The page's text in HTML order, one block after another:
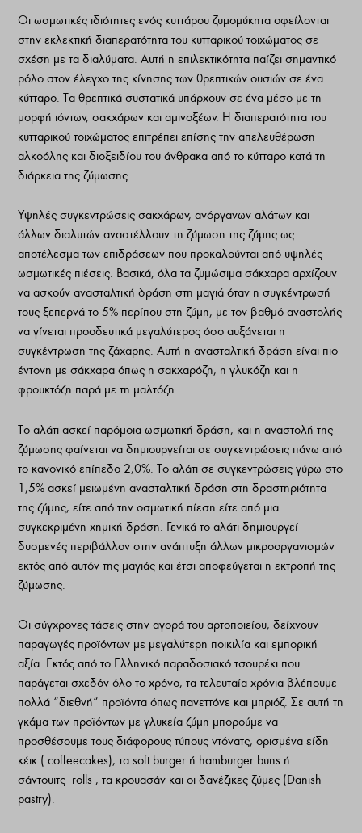
Οι ωσµωτικές ιδιότητες ενός κυττάρου ζυµοµύκητα οφείλονται
στην εκλεκτική διαπερατότητα του κυτταρικού τοιχώµατος σε
σχέση µε τα διαλύµατα. Αυτή η επιλεκτικότητα παίζει σηµαντικό
ρόλο στον έλεγχο της κίνησης των θρεπτικών ουσιών σε ένα
κύτταρο. Τα θρεπτικά συστατικά υπάρχουν σε ένα µέσο µε τη
µορφή ιόντων, σακχάρων και αµινοξέων. Η διαπερατότητα του
κυτταρικού τοιχώµατος επιτρέπει επίσης την απελευθέρωση
αλκοόλης και διοξειδίου του άνθρακα από το κύτταρο κατά τη
διάρκεια της ζύµωσης.
Υψηλές συγκεντρώσεις σακχάρων, ανόργανων αλάτων και
άλλων διαλυτών αναστέλλουν τη ζύµωση της ζύµης ως
αποτέλεσµα των επιδράσεων που προκαλούνται από υψηλές
ωσµωτικές πιέσεις. Βασικά, όλα τα ζυµώσιµα σάκχαρα αρχίζουν
να ασκούν ανασταλτική δράση στη µαγιά όταν η συγκέντρωσή
τους ξεπερνά το 5% περίπου στη ζύµη, µε τον βαθµό αναστολής
να γίνεται προοδευτικά µεγαλύτερος όσο αυξάνεται η
συγκέντρωση της ζάχαρης. Αυτή η ανασταλτική δράση είναι πιο
έντονη µε σάκχαρα όπως η σακχαρόζη, η γλυκόζη και η
φρουκτόζη παρά µε τη µαλτόζη.
Το αλάτι ασκεί παρόµοια ωσµωτική δράση, και η αναστολή της
ζύµωσης φαίνεται να δηµιουργείται σε συγκεντρώσεις πάνω από
το κανονικό επίπεδο 2,0%. Το αλάτι σε συγκεντρώσεις γύρω στο
1,5% ασκεί µειωµένη ανασταλτική δράση στη δραστηριότητα
της ζύµης, είτε από την οσµωτική πίεση είτε από µια
συγκεκριµένη χηµική δράση. Γενικά το αλάτι δηµιουργεί
δυσµενές περιβάλλον στην ανάπτυξη άλλων µικροοργανισµών
εκτός από αυτόν της µαγιάς και έτσι αποφεύγεται η εκτροπή της
ζύµωσης.
Οι σύγχρονες τάσεις στην αγορά του αρτοποιείου, δείχνουν
παραγωγές προϊόντων µε µεγαλύτερη ποικιλία και εµπορική
αξία. Εκτός από το Ελληνικό παραδοσιακό τσουρέκι που
παράγεται σχεδόν όλο το χρόνο, τα τελευταία χρόνια βλέπουµε
πολλά “διεθνή” προϊόντα όπως πανεττόνε και µπριόζ. Σε αυτή τη
γκάµα των προϊόντων µε γλυκεία ζύµη µπορούµε να
προσθέσουµε τους διάφορους τύπους ντόνατς, ορισµένα είδη
κέικ ( coffeecakes), τα soft burger ή hamburger buns ή
σάντουιτς rolls , τα κρουασάν και οι δανέζικες ζύµες (Danish
pastry).